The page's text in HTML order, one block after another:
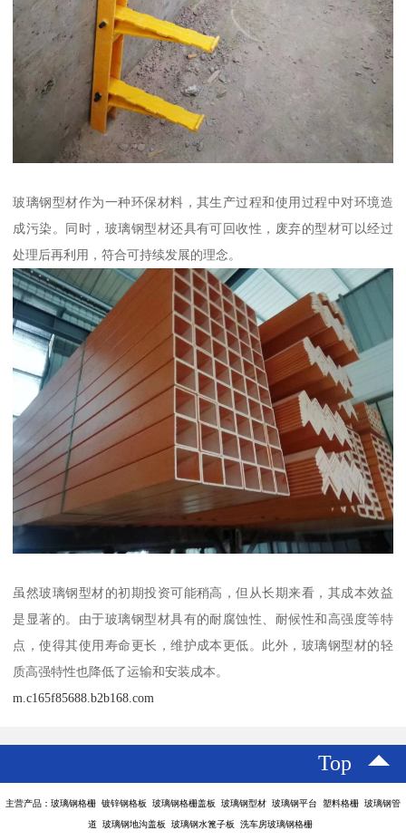
玻璃钢型材作为一种环保材料，其生产过程和使用过程中对环境造
成污染。同时，玻璃钢型材还具有可回收性，废弃的型材可以经过
处理后再利用，符合可持续发展的理念。
虽然玻璃钢型材的初期投资可能稍高，但从长期来看，其成本效益
是显著的。由于玻璃钢型材具有的耐腐蚀性、耐候性和高强度等特
点，使得其使用寿命更长，维护成本更低。此外，玻璃钢型材的轻
质高强特性也降低了运输和安装成本。
m.c165f85688.b2b168.com
Top
主营产品：玻璃钢格栅 镀锌钢格板 玻璃钢格栅盖板 玻璃钢型材 玻璃钢平台 塑料格栅 玻璃钢管
道 玻璃钢地沟盖板 玻璃钢水篦子板 洗车房玻璃钢格栅